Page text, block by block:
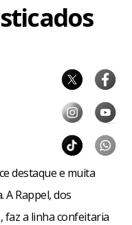
destaque e muita
A Rappel, dos
a linha confeitaria